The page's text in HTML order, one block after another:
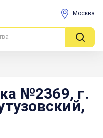
Москва
№2369, г.